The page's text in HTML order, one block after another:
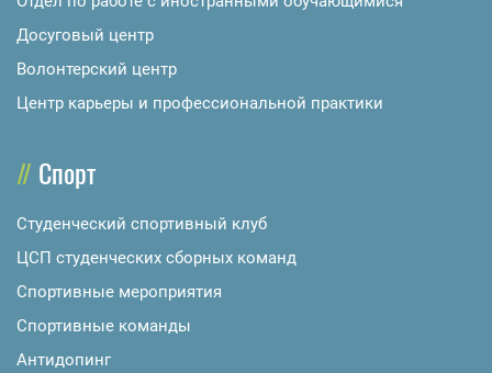
Досуговый центр
Волонтерский центр
Центр карьеры и профессиональной практики
Спорт
Студенческий спортивный клуб
ЦСП студенческих сборных команд
Спортивные мероприятия
Спортивные команды
Антидопинг